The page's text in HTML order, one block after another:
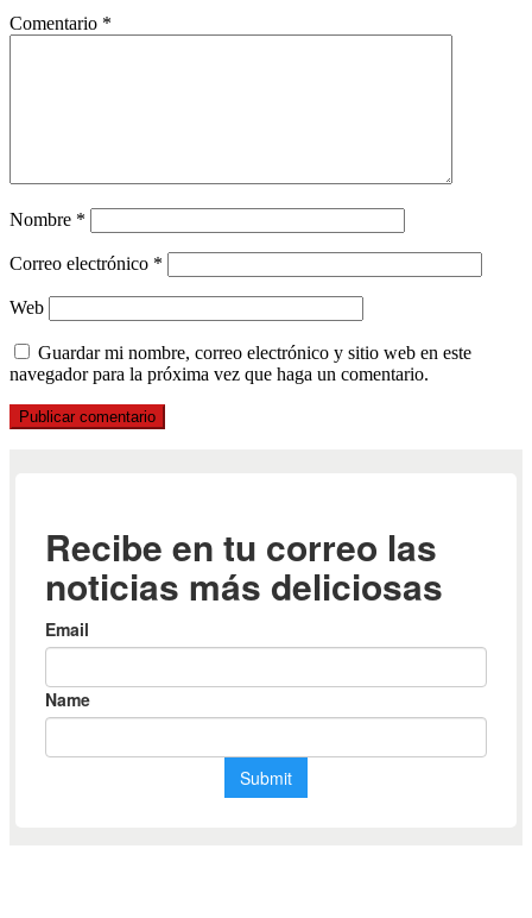
Comentario *
Nombre *
Correo electrónico *
Web
Guardar mi nombre, correo electrónico y sitio web en este
navegador para la próxima vez que haga un comentario.